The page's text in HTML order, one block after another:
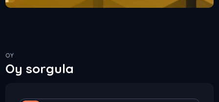
OY
Oy sorgula